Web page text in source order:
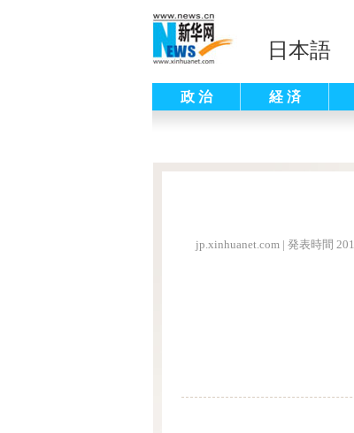
日本語
政 治 経 済
jp.xinhuanet.com | 発表時間